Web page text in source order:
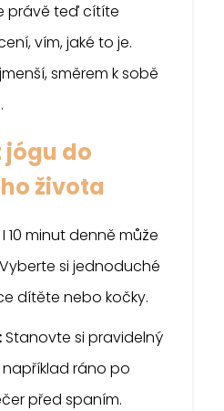
právě teď cítíte
vím, jaké to je.
směrem k sobě
jógu do
života
I 10 minut denně může
si jednoduché
dítěte nebo kočky.
Stanovte si pravidelný
ráno po
před spaním.